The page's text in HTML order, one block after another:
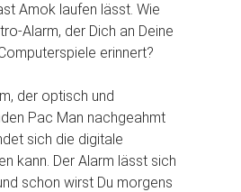
Amok laufen lässt. Wie
Alarm, der Dich an Deine
erinnert?
der optisch und
Pac Man nachgeahmt
sich die digitale
kann. Der Alarm lässt sich
schon wirst Du morgens